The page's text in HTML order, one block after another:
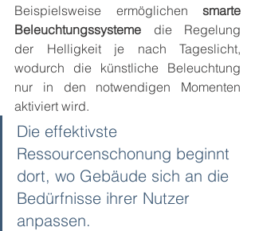
Beispielsweise ermöglichen smarte
Beleuchtungssysteme die Regelung
der Helligkeit je nach Tageslicht,
wodurch die künstliche Beleuchtung
nur in den notwendigen Momenten
aktiviert wird.
Die effektivste
Ressourcenschonung beginnt
dort, wo Gebäude sich an die
Bedürfnisse ihrer Nutzer
anpassen.